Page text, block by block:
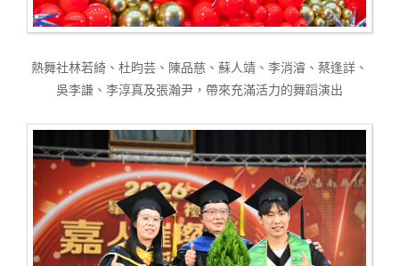
熱舞社林若綺、杜昀芸、陳品慈、蘇人靖、李消濬、蔡逢詳、
吳李謙、李淳真及張瀚尹，帶來充滿活力的舞蹈演出